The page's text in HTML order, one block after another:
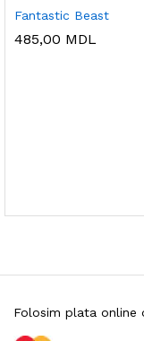
Fantastic Beast
485,00 MDL
Folosim plata online